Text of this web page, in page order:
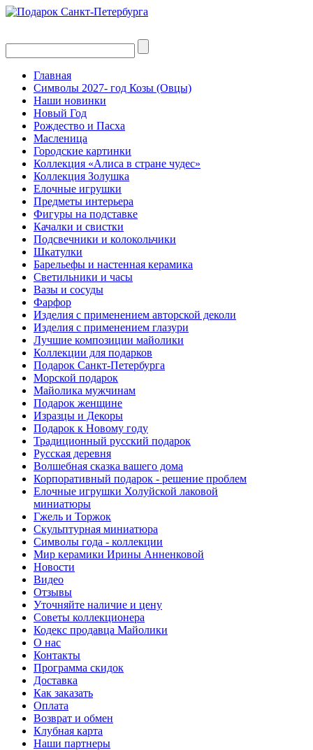
Главная
Символы 2027- год Козы (Овцы)
Наши новинки
Новый Год
Рождество и Пасха
Масленица
Городские картинки
Коллекция «Алиса в стране чудес»
Коллекция Золушка
Елочные игрушки
Предметы интерьера
Фигуры на подставке
Качалки и свистки
Подсвечники и колокольчики
Шкатулки
Барельефы и настенная керамика
Светильники и часы
Вазы и сосуды
Фарфор
Изделия с применением авторской деколи
Изделия с применением глазури
Лучшие композиции майолики
Коллекции для подарков
Подарок Санкт-Петербурга
Морской подарок
Майолика мужчинам
Подарок женщине
Изразцы и Декоры
Подарок к Новому году
Традиционный русский подарок
Русская деревня
Волшебная сказка вашего дома
Корпоративный подарок - решение проблем
Елочные игрушки Холуйской лаковой
миниатюры
Гжель и Торжок
Скульптурная миниатюра
Символы года - коллекции
Мир керамики Ирины Анненковой
Новости
Видео
Отзывы
Уточняйте наличие и цену
Советы коллекционера
Кодекс продавца Майолики
О нас
Контакты
Программа скидок
Доставка
Как заказать
Оплата
Возврат и обмен
Клубная карта
Наши партнеры